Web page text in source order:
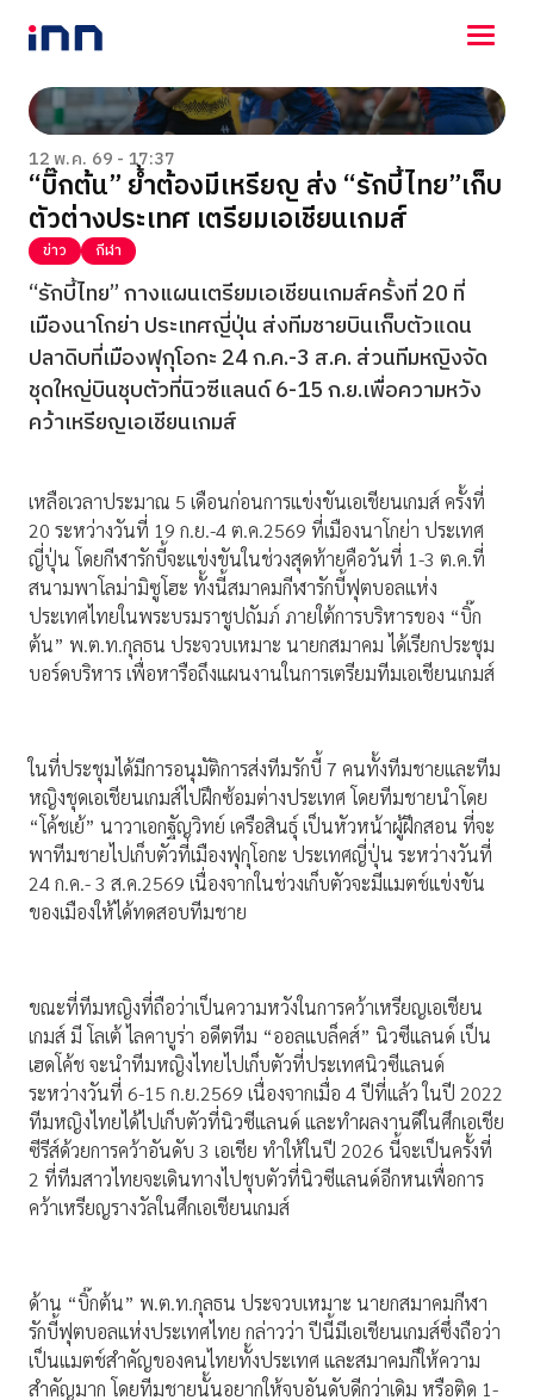
NEWS
ENTERTAINMENT
LIFESTYLE
HOROSCOPE
LOTTERY
VIDEO
ร่วมด้วยช่วยกัน
12 พ.ค. 69 - 17:37
“บิ๊กต้น” ย้ำต้องมีเหรียญ ส่ง “รักบี้ไทย”เก็บ
ตัวต่างประเทศ เตรียมเอเชียนเกมส์
ข่าว กีฬา
“รักบี้ไทย” กางแผนเตรียมเอเชียนเกมส์ครั้งที่ 20 ที่
เมืองนาโกย่า ประเทศญี่ปุ่น ส่งทีมชายบินเก็บตัวแดน
ปลาดิบที่เมืองฟุกุโอกะ 24 ก.ค.-3 ส.ค. ส่วนทีมหญิงจัด
ชุดใหญ่บินชุบตัวที่นิวซีแลนด์ 6-15 ก.ย.เพื่อความหวัง
คว้าเหรียญเอเชียนเกมส์
เหลือเวลาประมาณ 5 เดือนก่อนการแข่งขันเอเชียนเกมส์ ครั้งที่
20 ระหว่างวันที่ 19 ก.ย.-4 ต.ค.2569 ที่เมืองนาโกย่า ประเทศ
ญี่ปุ่น โดยกีฬารักบี้จะแข่งขันในช่วงสุดท้ายคือวันที่ 1-3 ต.ค.ที่
สนามพาโลม่ามิซูโฮะ ทั้งนี้สมาคมกีฬารักบี้ฟุตบอลแห่ง
ประเทศไทยในพระบรมราชูปถัมภ์ ภายใต้การบริหารของ “บิ๊ก
ต้น” พ.ต.ท.กุลธน ประจวบเหมาะ นายกสมาคม ได้เรียกประชุม
บอร์ดบริหาร เพื่อหารือถึงแผนงานในการเตรียมทีมเอเชียนเกมส์
ในที่ประชุมได้มีการอนุมัติการส่งทีมรักบี้ 7 คนทั้งทีมชายและทีม
หญิงชุดเอเชียนเกมส์ไปฝึกซ้อมต่างประเทศ โดยทีมชายนำโดย
“โค้ชเย้” นาวาเอกฐัญวิทย์ เครือสินธุ์ เป็นหัวหน้าผู้ฝึกสอน ที่จะ
พาทีมชายไปเก็บตัวที่เมืองฟุกุโอกะ ประเทศญี่ปุ่น ระหว่างวันที่
24 ก.ค.- 3 ส.ค.2569 เนื่องจากในช่วงเก็บตัวจะมีแมตช์แข่งขัน
ของเมืองให้ได้ทดสอบทีมชาย
ขณะที่ทีมหญิงที่ถือว่าเป็นความหวังในการคว้าเหรียญเอเชียน
เกมส์ มี โลเต้ ไลคาบูร่า อดีตทีม “ออลแบล็คส์” นิวซีแลนด์ เป็น
เฮดโค้ช จะนำทีมหญิงไทยไปเก็บตัวที่ประเทศนิวซีแลนด์
ระหว่างวันที่ 6-15 ก.ย.2569 เนื่องจากเมื่อ 4 ปีที่แล้ว ในปี 2022
ทีมหญิงไทยได้ไปเก็บตัวที่นิวซีแลนด์ และทำผลงานดีในศึกเอเชีย
ซีรีส์ด้วยการคว้าอันดับ 3 เอเชีย ทำให้ในปี 2026 นี้จะเป็นครั้งที่
2 ที่ทีมสาวไทยจะเดินทางไปชุบตัวที่นิวซีแลนด์อีกหนเพื่อการ
คว้าเหรียญรางวัลในศึกเอเชียนเกมส์
ด้าน “บิ๊กต้น” พ.ต.ท.กุลธน ประจวบเหมาะ นายกสมาคมกีฬา
รักบี้ฟุตบอลแห่งประเทศไทย กล่าวว่า ปีนี้มีเอเชียนเกมส์ซึ่งถือว่า
เป็นแมตช์สำคัญของคนไทยทั้งประเทศ และสมาคมก็ให้ความ
สำคัญมาก โดยทีมชายนั้นอยากให้จบอันดับดีกว่าเดิม หรือติด 1-